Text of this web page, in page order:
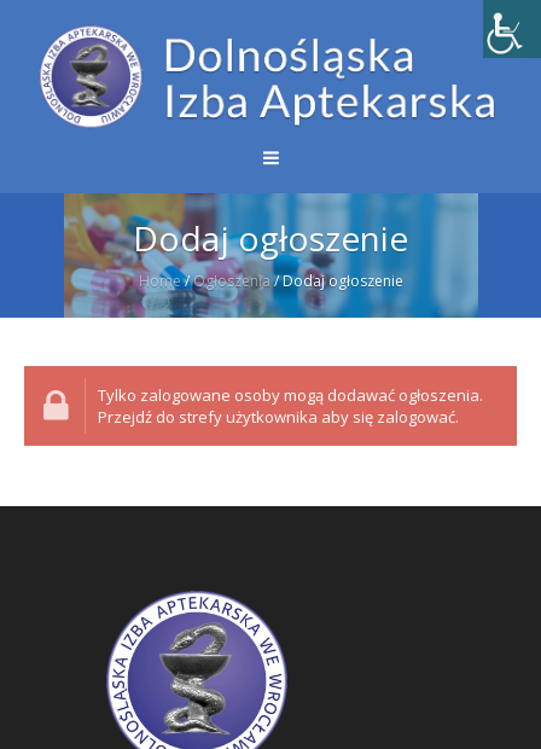
Dodaj ogłoszenie
Home/Ogłoszenia/Dodaj ogłoszenie
Tylko zalogowane osoby mogą dodawać ogłoszenia.
Przejdź do strefy użytkownika aby się zalogować.